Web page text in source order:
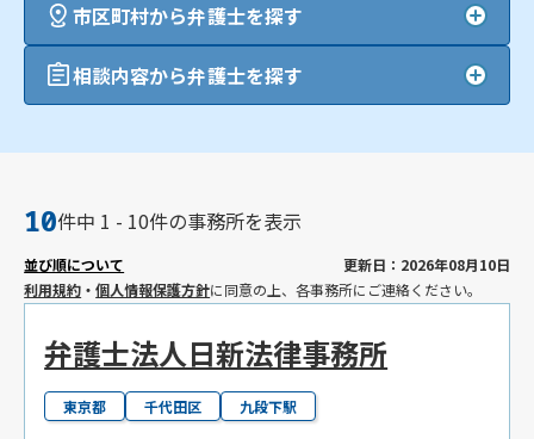
市区町村から弁護士を探す
相談内容から弁護士を探す
10件中 1 - 10件の事務所を表示
並び順について
更新日：2026年08月10日
利用規約 ・個人情報保護方針に同意の上、各事務所にご連絡ください。
弁護士法人日新法律事務所
東京都 千代田区 九段下駅